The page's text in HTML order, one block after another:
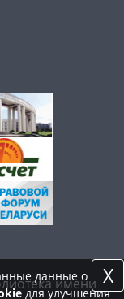
имени
данные о
для улучшения
X